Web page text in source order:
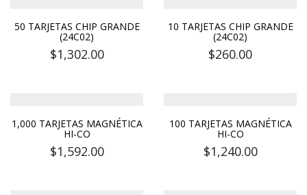
50 TARJETAS CHIP GRANDE
(24C02)
$1,302.00
10 TARJETAS CHIP GRANDE
(24C02)
$260.00
1,000 TARJETAS MAGNÉTICA
HI-CO
$1,592.00
100 TARJETAS MAGNÉTICA
HI-CO
$1,240.00